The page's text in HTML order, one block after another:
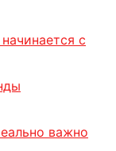
с
важно